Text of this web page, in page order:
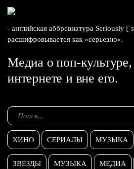
- английская аббревиатура Seriously
расшифровывается как «серьезно».
Медиа о поп-
интернете и вне его.
КИНО СЕРИАЛЫ МУЗЫКА
ЗВЕЗДЫ МУЗЫКА МЕДИА